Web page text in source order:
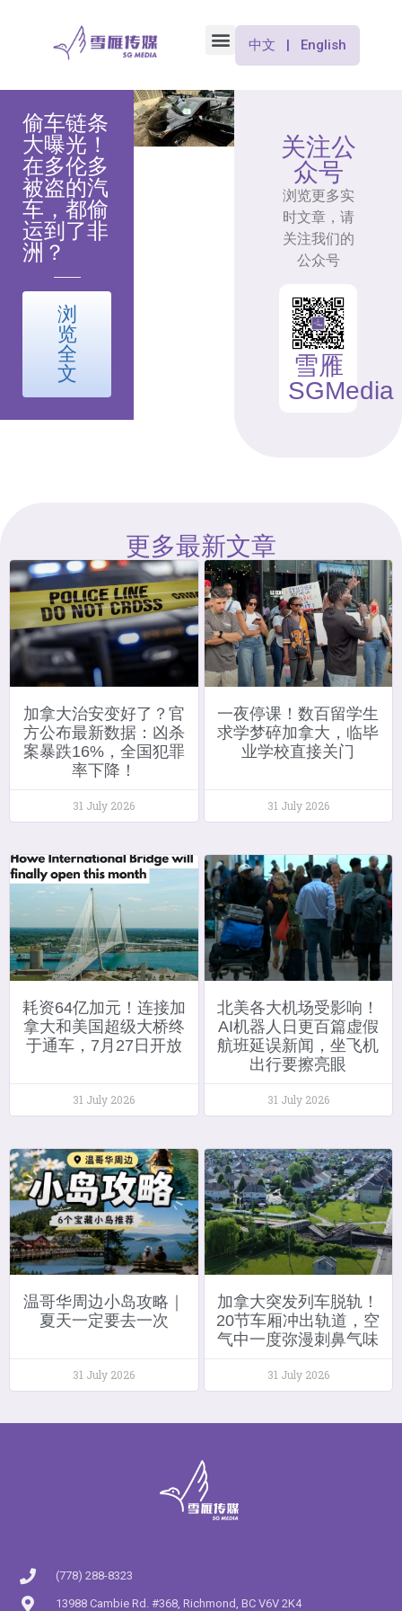
中文 | English
偷车链条
大曝光！
在多伦多
被盗的汽
车，都偷
运到了非
洲？
浏
览
全
文
关注公
众号
浏览更多实
时文章，请
关注我们的
公众号
雪雁
SGMedia
更多最新文章
加拿大治安变好了？官
方公布最新数据：凶杀
案暴跌16%，全国犯罪
率下降！
31 July 2026
一夜停课！数百留学生
求学梦碎加拿大，临毕
业学校直接关门
31 July 2026
耗资64亿加元！连接加
拿大和美国超级大桥终
于通车，7月27日开放
31 July 2026
北美各大机场受影响！
AI机器人日更百篇虚假
航班延误新闻，坐飞机
出行要擦亮眼
31 July 2026
温哥华周边小岛攻略｜
夏天一定要去一次
31 July 2026
加拿大突发列车脱轨！
20节车厢冲出轨道，空
气中一度弥漫刺鼻气味
31 July 2026
(778) 288-8323
13988 Cambie Rd. #368, Richmond, BC V6V 2K4